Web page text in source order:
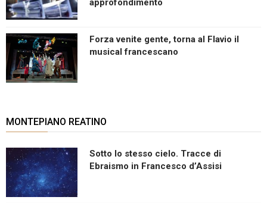
approfondimento
Forza venite gente, torna al Flavio il
musical francescano
MONTEPIANO REATINO
Sotto lo stesso cielo. Tracce di
Ebraismo in Francesco d’Assisi